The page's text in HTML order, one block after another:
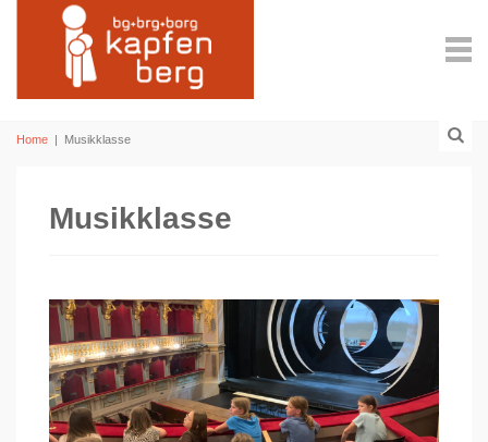
Home | Musikklasse
Musikklasse